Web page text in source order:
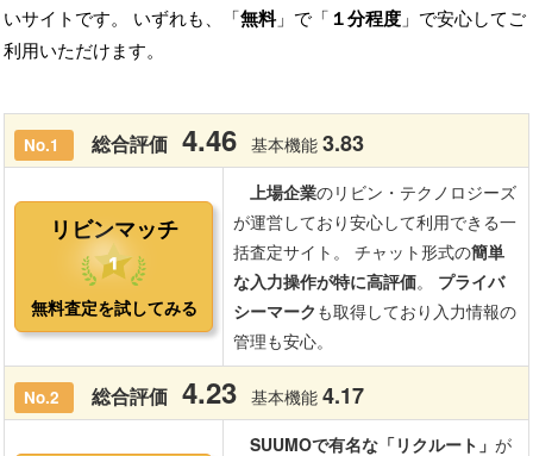
いサイトです。 いずれも、「無料」で「 １分程度 」で安心してご
利用いただけます。